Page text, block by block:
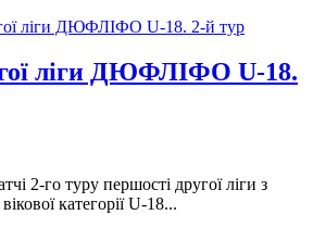
ліги ДЮФЛІФО U-18.
2-го туру першості другої ліги з
категорії U-18...